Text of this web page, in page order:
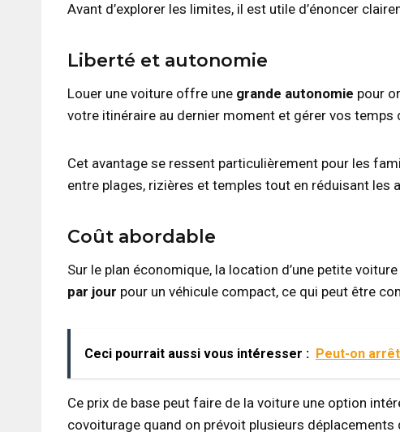
Avant d’explorer les limites, il est utile d’énoncer
Liberté et autonomie
Louer une voiture offre une grande autonomie pour
votre itinéraire au dernier moment et gérer vos temps
Cet avantage se ressent particulièrement pour les
entre plages, rizières et temples tout en réduisant les
Coût abordable
Sur le plan économique, la location d’une petite
par jour pour un véhicule compact, ce qui peut être
Ceci pourrait aussi vous intéresser : Peut-on
Ce prix de base peut faire de la voiture une option
covoiturage quand on prévoit plusieurs déplacements